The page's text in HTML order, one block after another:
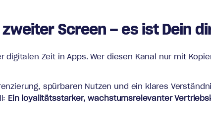
Screen – es ist Dein
digitalen Zeit in Apps. Wer diesen Kanal nur mit
spürbaren Nutzen und ein klares
Ein loyalitätsstarker, wachstumsrelevanter